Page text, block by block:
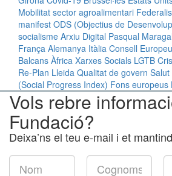
Mobilitat sector agroalimentari
manifest ODS (Objectius de
socialisme Arxiu Digital Pasqual
França Alemanya Itàlia Consell Europeu
Balcans Àfrica Xarxes Socials LGTB
Re-Plan Lleida Qualitat de govern
(Social Progress Index) Fons europeus
Vols rebre
Fundació?
Deixa’ns el teu e-mail i et